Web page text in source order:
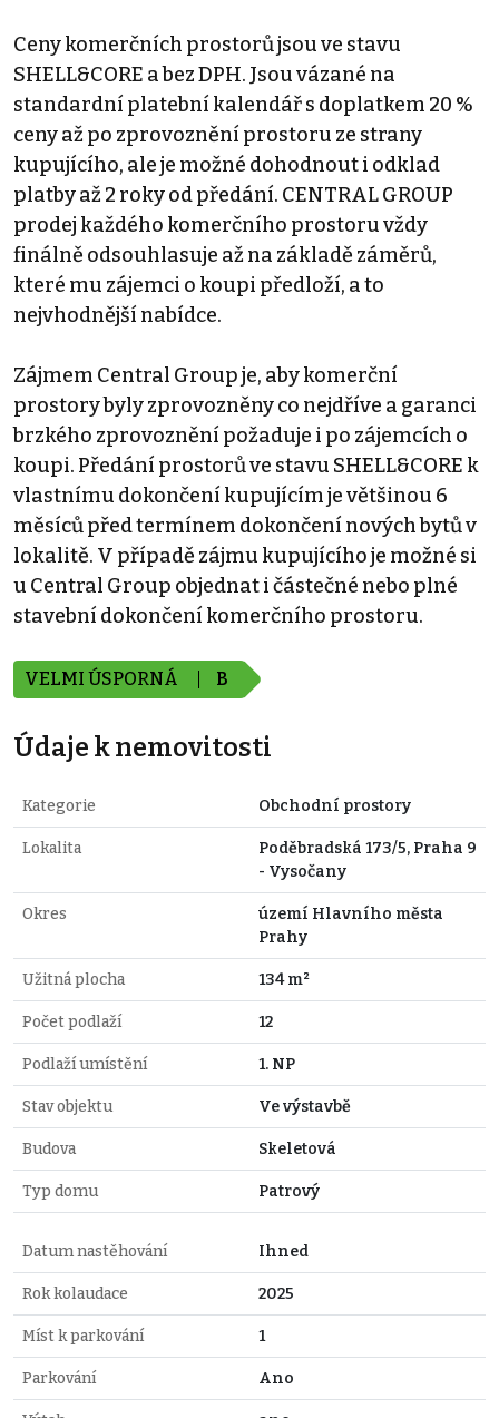
Ceny komerčních prostorů jsou ve stavu
SHELL&CORE a bez DPH. Jsou vázané na
standardní platební kalendář s doplatkem 20 %
ceny až po zprovoznění prostoru ze strany
kupujícího, ale je možné dohodnout i odklad
platby až 2 roky od předání. CENTRAL GROUP
prodej každého komerčního prostoru vždy
finálně odsouhlasuje až na základě záměrů,
které mu zájemci o koupi předloží, a to
nejvhodnější nabídce.
Zájmem Central Group je, aby komerční
prostory byly zprovozněny co nejdříve a garanci
brzkého zprovoznění požaduje i po zájemcích o
koupi. Předání prostorů ve stavu SHELL&CORE k
vlastnímu dokončení kupujícím je většinou 6
měsíců před termínem dokončení nových bytů v
lokalitě. V případě zájmu kupujícího je možné si
u Central Group objednat i částečné nebo plné
stavební dokončení komerčního prostoru.
VELMI ÚSPORNÁ B
Údaje k nemovitosti
Kategorie Obchodní prostory
Lokalita
Poděbradská 173/5, Praha 9
- Vysočany
Okres
území Hlavního města
Prahy
Užitná plocha 134 m²
Počet podlaží 12
Podlaží umístění 1. NP
Stav objektu Ve výstavbě
Budova Skeletová
Typ domu Patrový
Datum nastěhování Ihned
Rok kolaudace 2025
Míst k parkování 1
Parkování Ano